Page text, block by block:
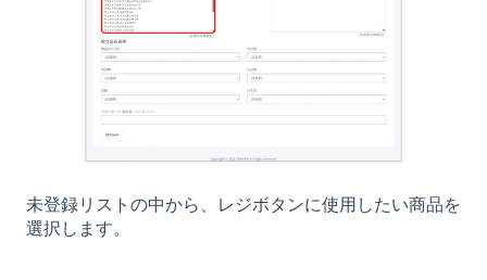
未登録リストの中から、レジボタンに使用したい商品を
選択します。